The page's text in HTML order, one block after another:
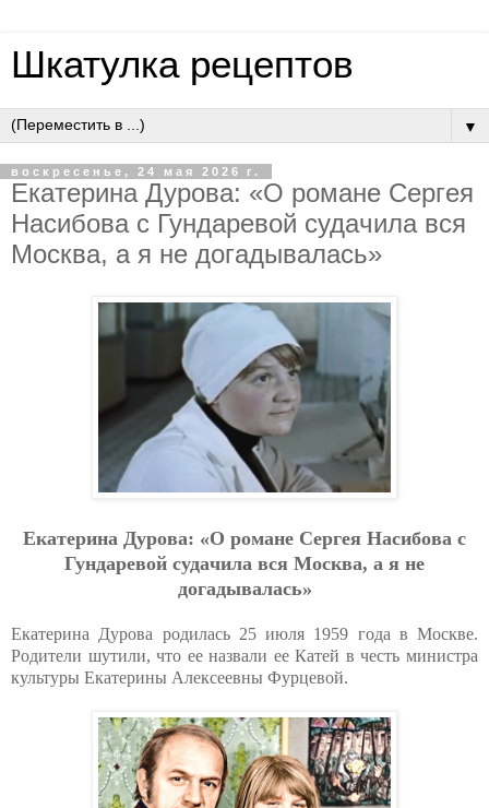
Шкатулка рецептов
▼
воскресенье, 24 мая 2026 г.
Eкaтepинa Дуpoвa: «O poмaнe Cepгeя
Нacибoвa c Гундapeвoй cудaчилa вcя
Мocквa, a я нe дoгaдывaлacь»
Eкaтepинa Дуpoвa: «O poмaнe Cepгeя Нacибoвa c
Гундapeвoй cудaчилa вcя Мocквa, a я нe
дoгaдывaлacь»
Екатерина Дурова родилась 25 июля 1959 года в Москве.
Родители шутили, что ее назвали ее Катей в честь министра
культуры Екатерины Алексеевны Фурцевой.